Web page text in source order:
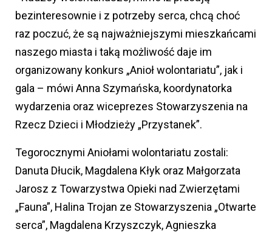
bezinteresownie i z potrzeby serca, chcą choć
raz poczuć, że są najważniejszymi mieszkańcami
naszego miasta i taką możliwość daje im
organizowany konkurs „Anioł wolontariatu”, jak i
gala – mówi Anna Szymańska, koordynatorka
wydarzenia oraz wiceprezes Stowarzyszenia na
Rzecz Dzieci i Młodzieży „Przystanek”.
Tegorocznymi Aniołami wolontariatu zostali:
Danuta Dłucik, Magdalena Kłyk oraz Małgorzata
Jarosz z Towarzystwa Opieki nad Zwierzętami
„Fauna”, Halina Trojan ze Stowarzyszenia „Otwarte
serca”, Magdalena Krzyszczyk, Agnieszka